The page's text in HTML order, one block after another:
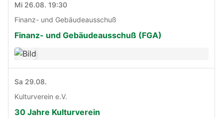
Mi 26.08. 19:30
Finanz- und Gebäudeausschuß
Finanz- und Gebäudeausschuß (FGA)
Sa 29.08.
Kulturverein e.V.
30 Jahre Kulturverein